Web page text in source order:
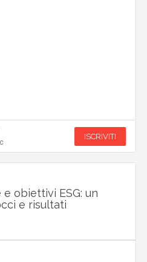
ISCRIVITI
obiettivi ESG: un
e risultati